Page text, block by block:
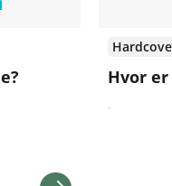
Hvor
.